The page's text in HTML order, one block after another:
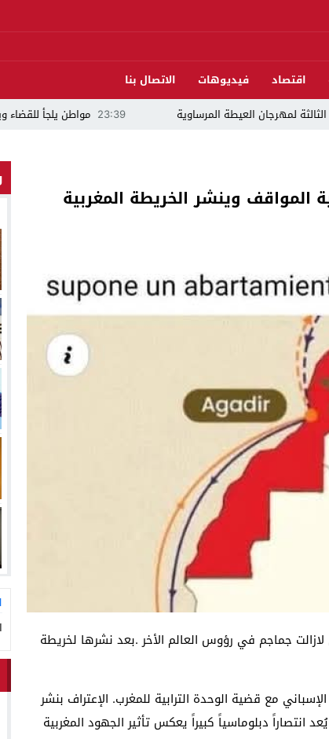
اقتصاد فيديوهات
الاتصال بنا
23:39 مواطن يلجأ للقضاء ويتهم مرشحًا العيطة المرساوية
المواقف وينشر الخريطة المغربية
جماجم في رؤوس العالم الأخر .بعد نشرها لخريطة
مع قضية الوحدة الترابية للمغرب. الإعتراف بنشر
انتصاراً دبلوماسياً كبيراً يعكس تأثير الجهود المغربية